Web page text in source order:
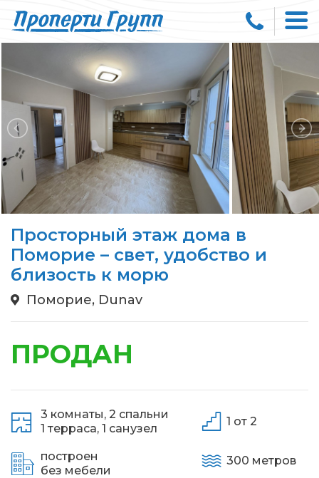
Просторный этаж дома в
Поморие – свет, удобство и
близость к морю
Поморие, Dunav
ПРОДАН
3 комнаты, 2 спальни
1 терраса, 1 санузел
построен
без мебели
1 от 2
300 метров